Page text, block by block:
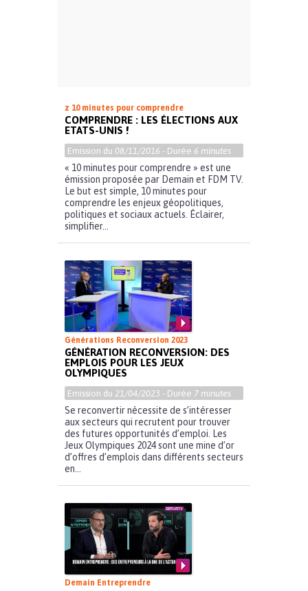
z 10 minutes pour comprendre
COMPRENDRE : LES ÉLECTIONS AUX
ETATS-UNIS !
Emission du 08/11/2016 - Durée 6 minutes
« 10 minutes pour comprendre » est une
émission proposée par Demain et FDM TV.
Le but est simple, 10 minutes pour
comprendre les enjeux géopolitiques,
politiques et sociaux actuels. Éclairer,
simplifier...
Générations Reconversion 2023
GÉNÉRATION RECONVERSION: DES
EMPLOIS POUR LES JEUX
OLYMPIQUES
Emission du 21/04/2023 - Durée 7 minutes
Se reconvertir nécessite de s’intéresser
aux secteurs qui recrutent pour trouver
des futures opportunités d’emploi. Les
Jeux Olympiques 2024 sont une mine d’or
d’offres d’emplois dans différents secteurs
en...
Demain Entreprendre